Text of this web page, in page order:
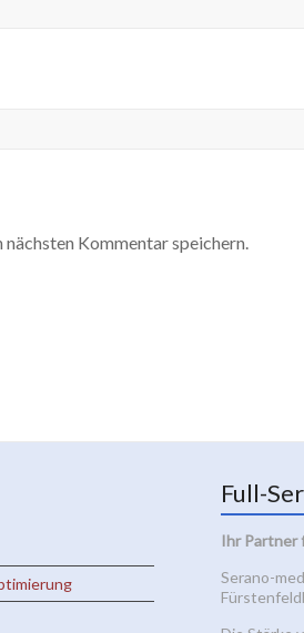
Kommentar speichern.
Full-
Ihr Partner
Serano-